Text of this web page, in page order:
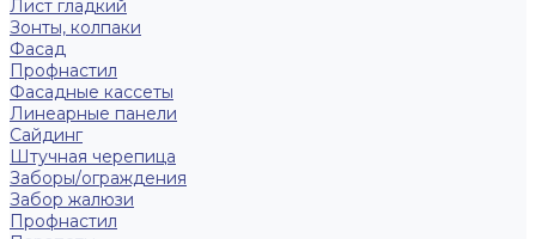
Лист гладкий
Зонты, колпаки
Фасад
Профнастил
Фасадные кассеты
Линеарные панели
Сайдинг
Штучная черепица
Заборы/ограждения
Забор жалюзи
Профнастил